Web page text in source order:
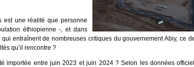
est une réalité que personne
éthiopienne -, et dans
entraînent de nombreuses critiques du gouvernement Abiy, ce
qu’il rencontre ?
importée entre juin 2023 et juin 2024 ? Selon les données